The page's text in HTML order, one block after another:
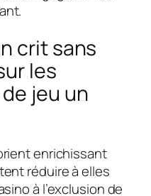
crit sans
les
jeu un
enrichissant
réduire à elles
à l’exclusion de